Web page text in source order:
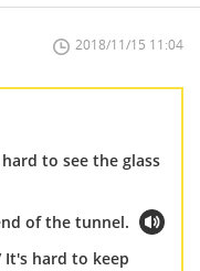
2018/11/15 11:04
to see the glass
of the tunnel.
hard to keep